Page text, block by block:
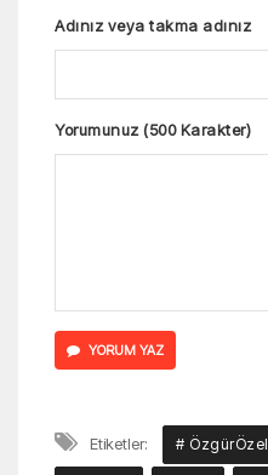
Adınız veya takma adınız
Yorumunuz (500 Karakter)
YORUM YAZ
Etiketler: # ÖzgürÖzel